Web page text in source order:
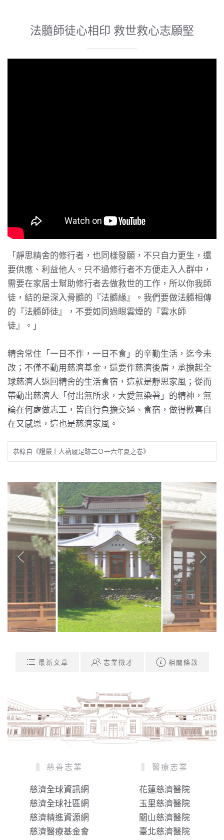
法髓師徒心相印 救世救心志願堅
「靜思精舍的修行者，也同樣發願，不只自力更生，還
要供應、利益他人。只不過修行者不方便走入人群中，
需要在家居士幫助修行者去做救世的工作，所以你我師
徒，結的是深入骨髓的『法髓緣』。我們要做法髓相傳
的『法髓師徒』，不要如同過眼雲煙的『雲水師
徒』。」
精舍常住「一日不作，一日不食」的辛勤生活，迄今未
改；不僅不動用慈濟基金，還要作慈濟後盾，承擔起全
球慈濟人返回精舍的生活食宿，這就是靜思家風；從而
帶動出慈濟人「付出無所求，大愛無染著」的精神，無
論在何處做志工，皆自行負擔交通、食宿，做得歡喜自
在又感恩，這也是慈濟家風。
恭錄自《證嚴上人衲履足跡二Ｏ一六年夏之卷》
5 ~ 6 月
全文
法語相片集中文版
(將改：下載專區)
閱讀全文
法語相
閱讀
最新文章 志業徵才 相關條款
慈善志業
慈濟全球資訊網
慈濟全球社區網
慈濟精進資源網
慈濟醫療基金會
醫療志業
花蓮慈濟醫院
玉里慈濟醫院
關山慈濟醫院
臺北慈濟醫院